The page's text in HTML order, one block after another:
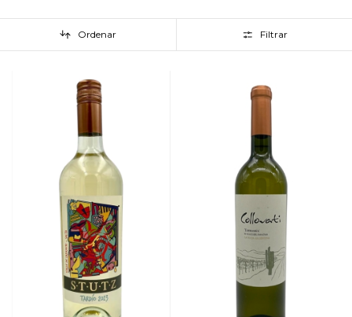
Ordenar Filtrar